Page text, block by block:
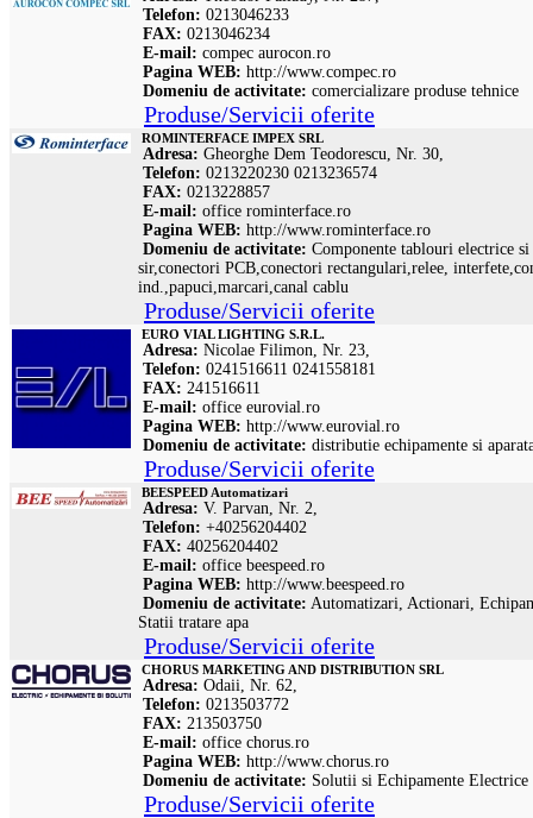
Telefon: 0213046233
FAX: 0213046234
E-mail: compec aurocon.ro
Pagina WEB: http://www.compec.ro
Domeniu de activitate: comercializare produse tehnice
Produse/Servicii oferite
ROMINTERFACE IMPEX SRL
Adresa: Gheorghe Dem Teodorescu, Nr. 30,
Telefon: 0213220230 0213236574
FAX: 0213228857
E-mail: office rominterface.ro
Pagina WEB: http://www.rominterface.ro
Domeniu de activitate: Componente tablouri electrice
sir,conectori PCB,conectori rectangulari,relee,
ind.,papuci,marcari,canal cablu
Produse/Servicii oferite
EURO VIAL LIGHTING S.R.L.
Adresa: Nicolae Filimon, Nr. 23,
Telefon: 0241516611 0241558181
FAX: 241516611
E-mail: office eurovial.ro
Pagina WEB: http://www.eurovial.ro
Domeniu de activitate: distributie echipamente si
Produse/Servicii oferite
BEESPEED Automatizari
Adresa: V. Parvan, Nr. 2,
Telefon: +40256204402
FAX: 40256204402
E-mail: office beespeed.ro
Pagina WEB: http://www.beespeed.ro
Domeniu de activitate: Automatizari, Actionari,
Statii tratare apa
Produse/Servicii oferite
CHORUS MARKETING AND DISTRIBUTION SRL
Adresa: Odaii, Nr. 62,
Telefon: 0213503772
FAX: 213503750
E-mail: office chorus.ro
Pagina WEB: http://www.chorus.ro
Domeniu de activitate: Solutii si Echipamente Electrice
Produse/Servicii oferite